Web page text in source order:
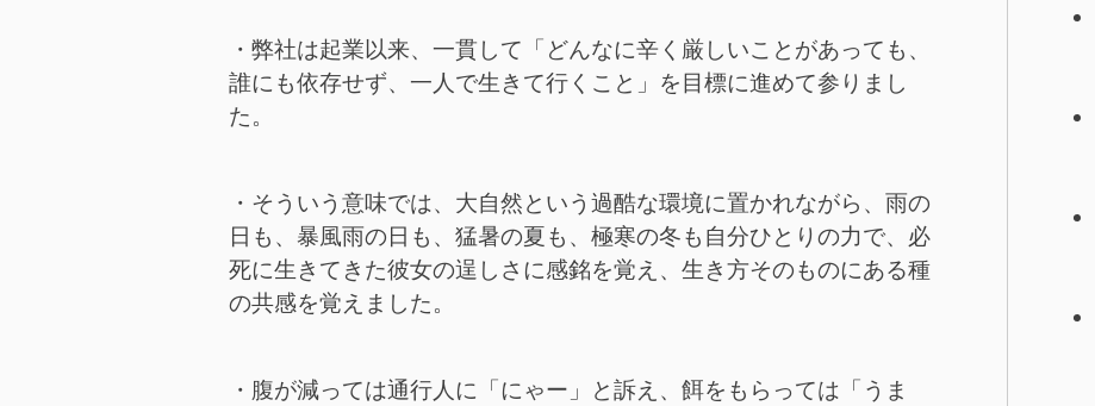
・弊社は起業以来、一貫して「どんなに辛く厳しいことがあっても、
誰にも依存せず、一人で生きて行くこと」を目標に進めて参りまし
た。
・そういう意味では、大自然という過酷な環境に置かれながら、雨の
日も、暴風雨の日も、猛暑の夏も、極寒の冬も自分ひとりの力で、必
死に生きてきた彼女の逞しさに感銘を覚え、生き方そのものにある種
の共感を覚えました。
・腹が減っては通行人に「にゃー」と訴え、餌をもらっては「うま